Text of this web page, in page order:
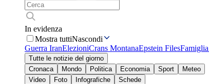
In evidenza
Mostra tuttiNascondi
Guerra IranElezioniCrans MontanaEpstein Files
Tutte le notizie del giorno
Cronaca
Mondo Politica Economia Sport
Meteo
Video
Foto Infografiche
Schede